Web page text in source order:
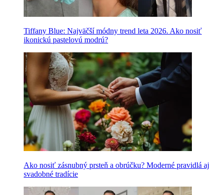
Tiffany Blue: Najväčší módny trend leta 2026. Ako nosiť
ikonickú pastelovú modrú?
Ako nosiť zásnubný prsteň a obrúčku? Moderné pravidlá aj
svadobné tradície